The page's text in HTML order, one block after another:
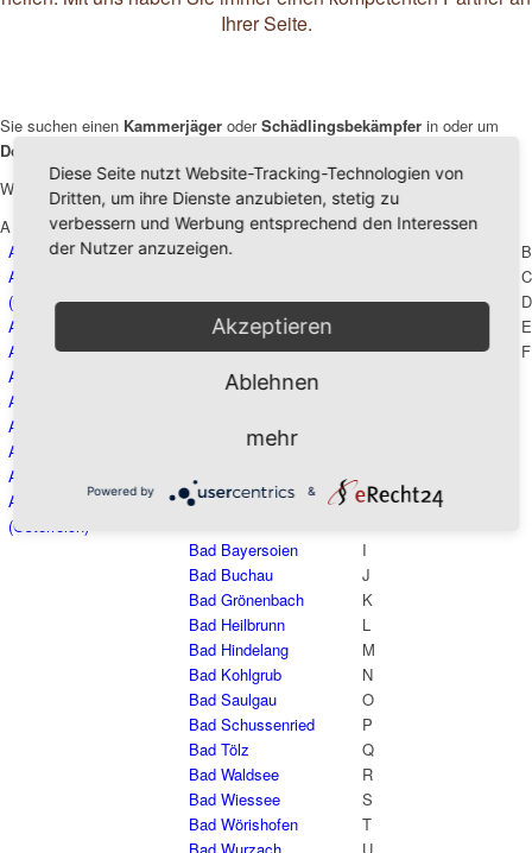
Ihrer Seite.
Sie suchen einen Kammerjäger oderSchädlingsbekämpfer in oder um
Doren
Wir sind an folgenden Orten für Sie da:
A
Achberg
Achenkirch
(Österreich)
Achstetten
Adelshofen
Adelzhausen
Aichen
Aichstetten
Aitrach
Aitrang
Alberschwende
(Österreich)
Aletshausen
Allmendingen
Altenstadt
Althegnenberg
Altheim
Altusried
Amberg
Antdorf
Argenbühl
B
Bad Bayersoien
Bad Buchau
Bad Grönenbach
Bad Heilbrunn
Bad Hindelang
Bad Kohlgrub
Bad Saulgau
Bad Schussenried
Bad Tölz
Bad Waldsee
Bad Wiessee
Bad Wörishofen
C
D
E
F
G
I
J
K
L
M
N
O
P
Q
R
S
T
Diese Seite nutzt Website-Tracking-Technologien von
Dritten, um ihre Dienste anzubieten, stetig zu
verbessern und Werbung entsprechend den Interessen
der Nutzer anzuzeigen.
Akzeptieren
Ablehnen
mehr
Powered by &